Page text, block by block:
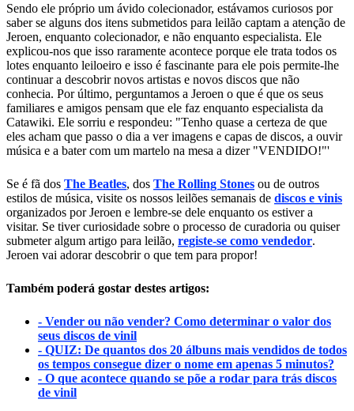
Sendo ele próprio um ávido colecionador, estávamos curiosos por
saber se alguns dos itens submetidos para leilão captam a atenção de
Jeroen, enquanto colecionador, e não enquanto especialista. Ele
explicou-nos que isso raramente acontece porque ele trata todos os
lotes enquanto leiloeiro e isso é fascinante para ele pois permite-lhe
continuar a descobrir novos artistas e novos discos que não
conhecia. Por último, perguntamos a Jeroen o que é que os seus
familiares e amigos pensam que ele faz enquanto especialista da
Catawiki. Ele sorriu e respondeu: "Tenho quase a certeza de que
eles acham que passo o dia a ver imagens e capas de discos, a ouvir
música e a bater com um martelo na mesa a dizer "VENDIDO!"'
Se é fã dos The Beatles, dos The Rolling Stones ou de outros
estilos de música, visite os nossos leilões semanais de discos e vinis
organizados por Jeroen e lembre-se dele enquanto os estiver a
visitar. Se tiver curiosidade sobre o processo de curadoria ou quiser
submeter algum artigo para leilão, registe-se como vendedor.
Jeroen vai adorar descobrir o que tem para propor!
Também poderá gostar destes artigos:
- Vender ou não vender? Como determinar o valor dos
seus discos de vinil
- QUIZ: De quantos dos 20 álbuns mais vendidos de todos
os tempos consegue dizer o nome em apenas 5 minutos?
- O que acontece quando se põe a rodar para trás discos
de vinil